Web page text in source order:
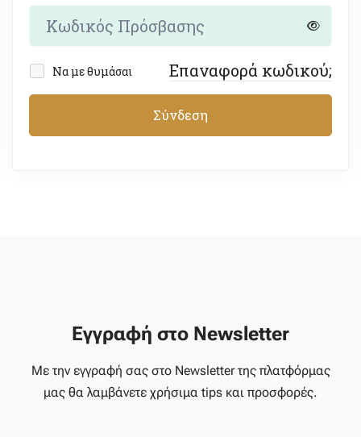
Να με θυμάσαι Επαναφορά κωδικού;
Σύνδεση
Εγγραφή στο Newsletter
Με την εγγραφή σας στο Newsletter της πλατφόρμας
μας θα λαμβάνετε χρήσιμα tips και προσφορές.